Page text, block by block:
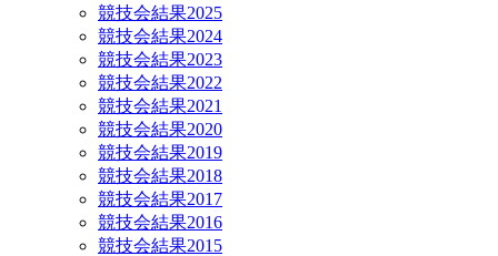
競技会結果2025
競技会結果2024
競技会結果2023
競技会結果2022
競技会結果2021
競技会結果2020
競技会結果2019
競技会結果2018
競技会結果2017
競技会結果2016
競技会結果2015